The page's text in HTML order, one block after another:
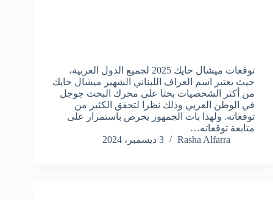
توقعات ميشال حايك 2025 لجميع الدول العربية،
حيث يعتبر اسم العراف اللبناني الشهير ميشال حايك
من أكثر الشخصيات بحثا على محرك البحث جوجل
في الوطن العربي وذلك نظرا لتحقق الكثير من
توقعاته. ولهذا بات الجمهور يحرص باستمرار على
متابعة توقعاته…
Rasha Alfarra
3 ديسمبر، 2024